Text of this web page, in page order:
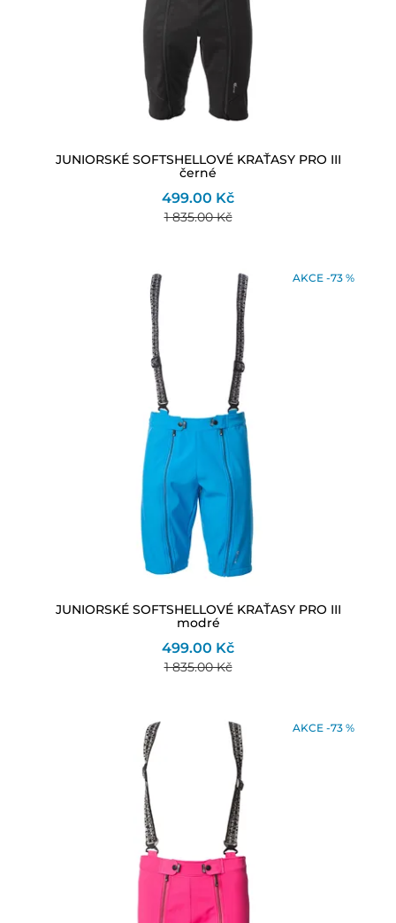
JUNIORSKÉ SOFTSHELLOVÉ KRAŤASY PRO III
černé
499.00 Kč
1 835.00 Kč
AKCE -73 %
JUNIORSKÉ SOFTSHELLOVÉ KRAŤASY PRO III
modré
499.00 Kč
1 835.00 Kč
AKCE -73 %